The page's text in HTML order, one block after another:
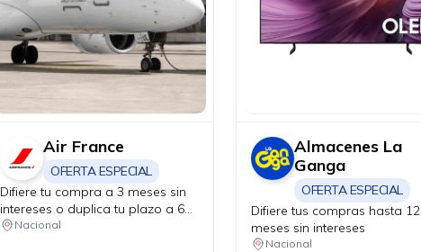
Air France
OFERTA ESPECIAL
Difiere tu compra a 3 meses sin
intereses o duplica tu plazo a 6
meses. Válido solo en puntos de
Nacional
Almacenes La
Ganga
OFERTA ESPECIAL
Difiere tus compras hasta 12
meses sin intereses
Nacional